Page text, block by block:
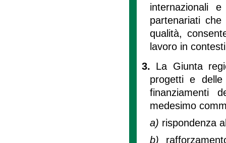
internazionali
partenariati
qualità,
lavoro in
3. La Giunta
progetti e
finanziamenti
medesimo
a) rispondenza
b)